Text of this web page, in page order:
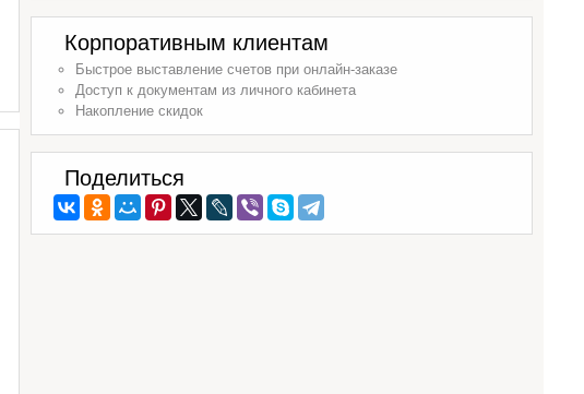
Корпоративным клиентам
Быстрое выставление счетов при онлайн-заказе
Доступ к документам из личного кабинета
Накопление скидок
Поделиться